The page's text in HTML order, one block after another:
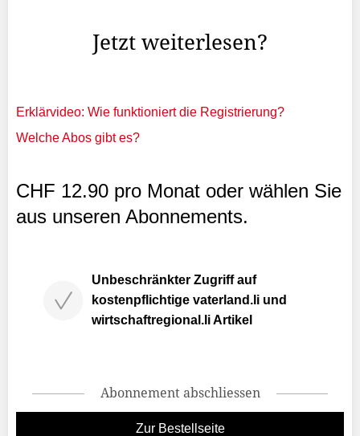
Jetzt weiterlesen?
Erklärvideo: Wie funktioniert die Registrierung?
Welche Abos gibt es?
CHF 12.90 pro Monat oder wählen Sie
aus unseren Abonnements.
Unbeschränkter Zugriff auf
kostenpflichtige vaterland.li und
wirtschaftregional.li Artikel
Abonnement abschliessen
Zur Bestellseite